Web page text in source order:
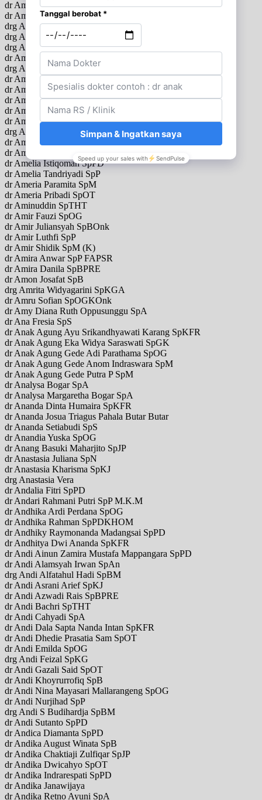
dr Am Astrid Budiman SpPD
dr Amalia Budhi Hapsari SpM
drg Amalia Idaman Sehan Putri
drg Amalia Lystiana Dewi SpBM
drg Amalia N Sjamsuddin SpKG
dr Amalia Yuliasari SpTHT
drg Amanda
dr Amanda Aldilla SpBS
dr Amanda At Siagian SpTHT
dr Amanda Pitarini Utari SpPD
dr Amaranto Santoso Ongko SpPD
dr Ambaradewi SpA M.Biomed
drg Ambarini
dr Amelia SpM
dr Amelia Fitria Dewi SpPD
dr Amelia Istiqomah SpPD
dr Amelia Tandriyadi SpP
dr Ameria Paramita SpM
dr Ameria Pribadi SpOT
dr Aminuddin SpTHT
dr Amir Fauzi SpOG
dr Amir Juliansyah SpBOnk
dr Amir Luthfi SpP
dr Amir Shidik SpM (K)
dr Amira Anwar SpP FAPSR
dr Amira Danila SpBPRE
dr Amon Josafat SpB
drg Amrita Widyagarini SpKGA
dr Amru Sofian SpOGKOnk
dr Amy Diana Ruth Oppusunggu SpA
dr Ana Fresia SpS
dr Anak Agung Ayu Srikandhyawati Karang SpKFR
dr Anak Agung Eka Widya Saraswati SpGK
dr Anak Agung Gede Adi Parathama SpOG
dr Anak Agung Gede Anom Indraswara SpM
dr Anak Agung Gede Putra P SpM
dr Analysa Bogar SpA
dr Analysa Margaretha Bogar SpA
dr Ananda Dinta Humaira SpKFR
dr Ananda Josua Triagus Pahala Butar Butar
dr Ananda Setiabudi SpS
dr Anandia Yuska SpOG
dr Anang Basuki Maharjito SpJP
dr Anastasia Juliana SpN
dr Anastasia Kharisma SpKJ
drg Anastasia Vera
dr Andalia Fitri SpPD
dr Andari Rahmani Putri SpP M.K.M
dr Andhika Ardi Perdana SpOG
dr Andhika Rahman SpPDKHOM
dr Andhiky Raymonanda Madangsai SpPD
dr Andhitya Dwi Ananda SpKFR
dr Andi Ainun Zamira Mustafa Mappangara SpPD
dr Andi Alamsyah Irwan SpAn
drg Andi Alfatahul Hadi SpBM
dr Andi Asrani Arief SpKJ
dr Andi Azwadi Rais SpBPRE
dr Andi Bachri SpTHT
dr Andi Cahyadi SpA
dr Andi Dala Sapta Nanda Intan SpKFR
dr Andi Dhedie Prasatia Sam SpOT
dr Andi Emilda SpOG
drg Andi Feizal SpKG
dr Andi Gazali Said SpOT
dr Andi Khoyrurrofiq SpB
dr Andi Nina Mayasari Mallarangeng SpOG
dr Andi Nurjihad SpP
drg Andi S Budihardja SpBM
dr Andi Sutanto SpPD
dr Andica Diamanta SpPD
dr Andika August Winata SpB
dr Andika Chaktiaji Zulfiqar SpJP
dr Andika Dwicahyo SpOT
dr Andika Indrarespati SpPD
dr Andika Janawijaya
dr Andika Retno Ayuni SpA